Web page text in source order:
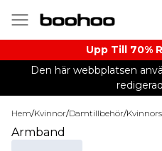
Upp Till 70%
Den här webbplatsen
Hem/Kvinnor/Damtillbehör/
Armband